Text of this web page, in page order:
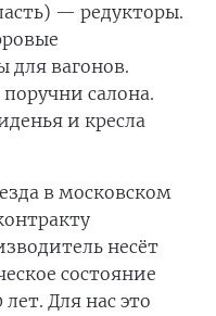
— редукторы.
вагонов.
салона.
и кресла
в московском
несёт
состояние
Для нас это